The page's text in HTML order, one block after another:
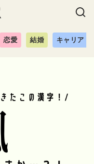
恋愛 結婚 キャリア